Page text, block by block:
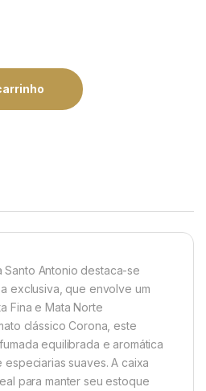
Antonio - Caixa com 24 | Rei do
Santo Antonio destaca-se
exclusiva, que envolve um
Fina e Mata Norte
clássico Corona, este
equilibrada e aromática
suaves. A caixa
para manter seu estoque